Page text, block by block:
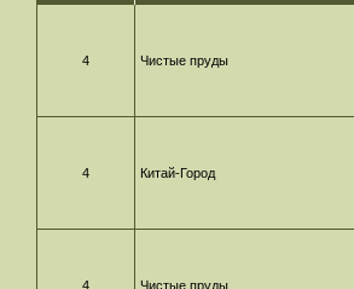
4 Чистые пруды
4 Китай-Город
4 Чистые пруды